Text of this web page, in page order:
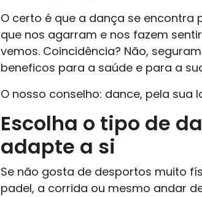
O certo é que a dança se encontra
que nos agarram e nos fazem
vemos. Coincidência? Não,
beneficos para a saúde e para a
O nosso conselho: dance, pela sua
Escolha o tipo de
adapte a si
Se não gosta de desportos muito
padel, a corrida ou mesmo andar